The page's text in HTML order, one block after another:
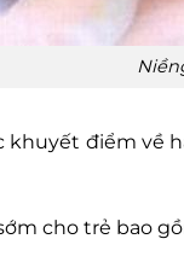
điểm về
cho trẻ bao